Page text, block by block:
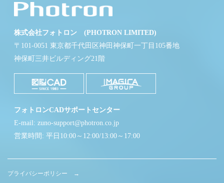
株式会社フォトロン (PHOTRON LIMITED)
〒101-0051 東京都千代田区神田神保町一丁目105番地
神保町三井ビルディング21階
フォトロンCADサポートセンター
E-mail: zuno-support@photron.co.jp
営業時間: 平日10:00～12:00/13:00～17:00
プライバシーポリシー →